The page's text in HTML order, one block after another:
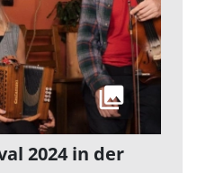
2024 in der